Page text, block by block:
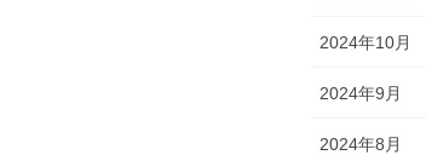
2024年10月
2024年9月
2024年8月